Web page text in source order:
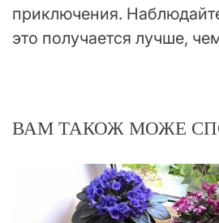
приключения.
это получается лучше,
ВАМ ТАКОЖ МОЖЕ